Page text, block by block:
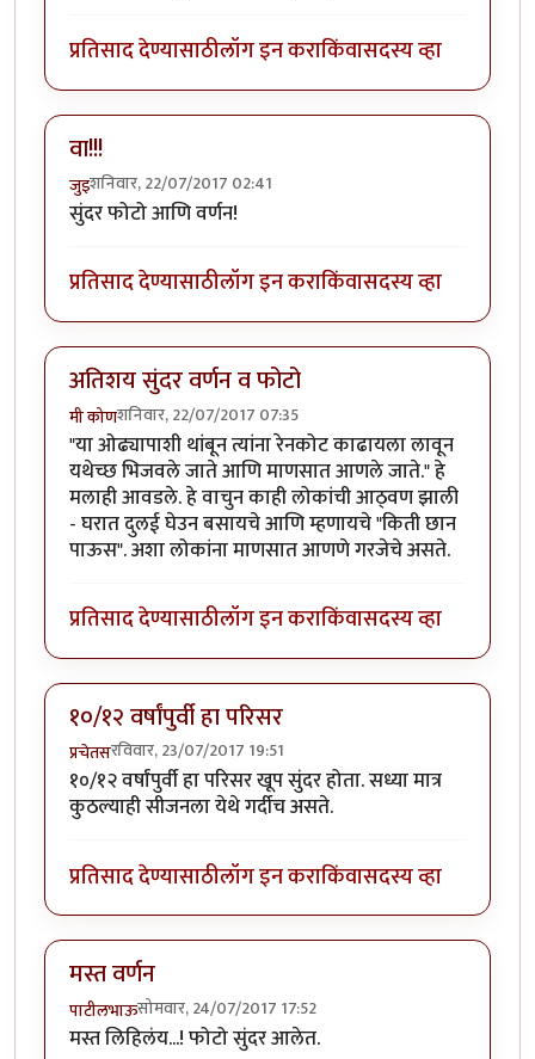
प्रतिसाद देण्यासाठीलॉग इन कराकिंवासदस्य व्हा
वा!!!
जुइशनिवार, 22/07/2017 02:41
सुंदर फोटो आणि वर्णन!
प्रतिसाद देण्यासाठीलॉग इन कराकिंवासदस्य व्हा
अतिशय सुंदर वर्णन व फोटो
मी कोणशनिवार, 22/07/2017 07:35
"या ओढ्यापाशी थांबून त्यांना रेनकोट काढायला लावून
यथेच्छ भिजवले जाते आणि माणसात आणले जाते." हे
मलाही आवडले. हे वाचुन काही लोकांची आठ्वण झाली
- घरात दुलई घेउन बसायचे आणि म्हणायचे "किती छान
पाऊस". अशा लोकांना माणसात आणणे गरजेचे असते.
प्रतिसाद देण्यासाठीलॉग इन कराकिंवासदस्य व्हा
१०/१२ वर्षांपुर्वी हा परिसर
प्रचेतसरविवार, 23/07/2017 19:51
१०/१२ वर्षांपुर्वी हा परिसर खूप सुंदर होता. सध्या मात्र
कुठल्याही सीजनला येथे गर्दीच असते.
प्रतिसाद देण्यासाठीलॉग इन कराकिंवासदस्य व्हा
मस्त वर्णन
पाटीलभाऊसोमवार, 24/07/2017 17:52
मस्त लिहिलंय...! फोटो सुंदर आलेत.